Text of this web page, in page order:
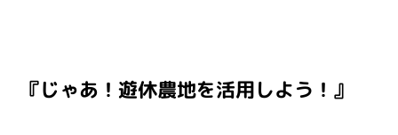
『じゃあ！遊休農地を活用しよう！』